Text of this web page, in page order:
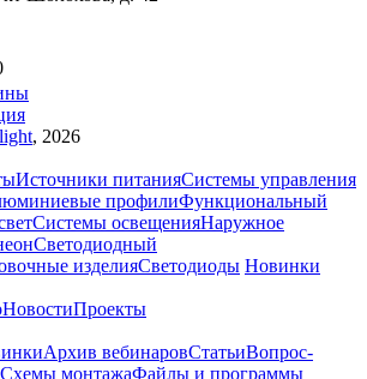
, 2026
Источники питанияСистемы управления
профилиФункциональный
Системы освещенияНаружное
Светодиодный
изделияСветодиоды Новинки
НовостиПроекты
Архив вебинаровСтатьиВопрос-
Схемы монтажаФайлы и программы